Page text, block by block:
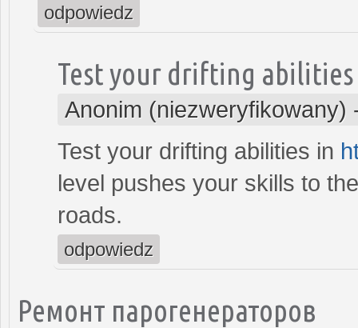
odpowiedz
Test your drifting abilities
Anonim (niezweryfikowany)
Test your drifting abilities in
level pushes your skills to
roads.
odpowiedz
Ремонт парогенераторов